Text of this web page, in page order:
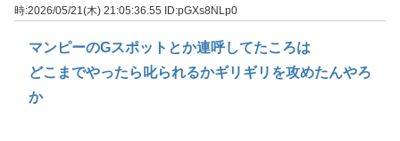
時:2026/05/21(木) 21:05:36.55
ID:pGXs8NLp0
マンピーのGスポットとか連呼してたころは
どこまでやったら叱られるかギリギリを攻めたんやろ
か